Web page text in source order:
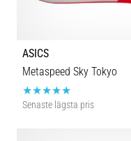
ASICS
Metaspeed Sky Tokyo
Senaste lägsta pris